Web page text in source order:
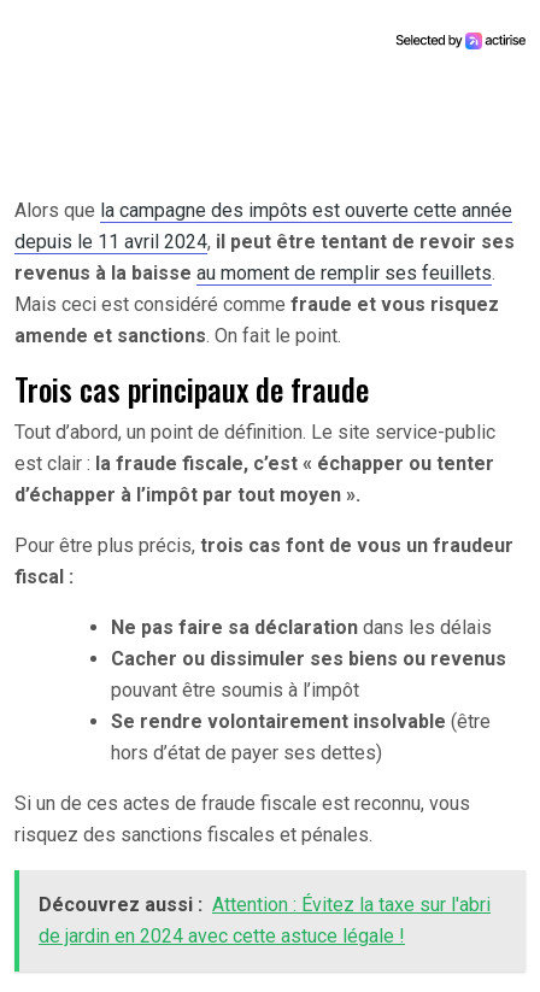
Alors que la campagne des impôts est ouverte cette année
depuis le 11 avril 2024, il peut être tentant de revoir ses
revenus à la baisse au moment de remplir ses feuillets.
Mais ceci est considéré comme fraude et vous risquez
amende et sanctions. On fait le point.
Trois cas principaux de fraude
Tout d’abord, un point de définition. Le site service-public
est clair : la fraude fiscale, c’est « échapper ou tenter
d’échapper à l’impôt par tout moyen ».
Pour être plus précis, trois cas font de vous un fraudeur
fiscal :
Ne pas faire sa déclaration dans les délais
Cacher ou dissimuler ses biens ou revenus
pouvant être soumis à l’impôt
Se rendre volontairement insolvable (être
hors d’état de payer ses dettes)
Si un de ces actes de fraude fiscale est reconnu, vous
risquez des sanctions fiscales et pénales.
Découvrez aussi : Attention : Évitez la taxe sur l'abri
de jardin en 2024 avec cette astuce légale !